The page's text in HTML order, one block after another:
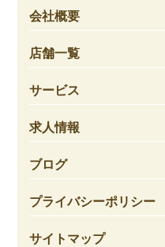
会社概要
店舗一覧
サービス
求人情報
ブログ
プライバシーポリシー
サイトマップ